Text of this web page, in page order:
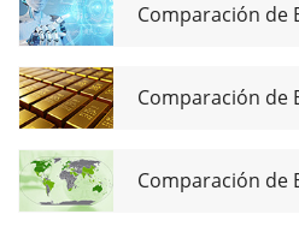
Comparación de
Comparación de